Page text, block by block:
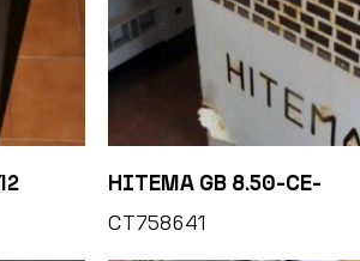
HITEMA GB 8.50-CE-
CT758641